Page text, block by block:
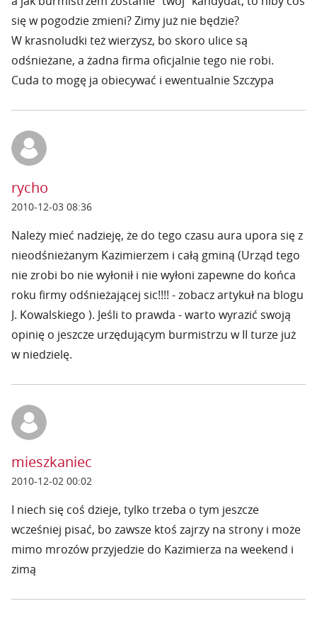
się w pogodzie zmieni? Zimy już nie będzie?
W krasnoludki też wierzysz, bo skoro ulice są
odśnieżane, a żadna firma oficjalnie tego nie robi.
Cuda to mogę ja obiecywać i ewentualnie Szczypa
rycho
2010-12-03 08:36
Należy mieć nadzieję, że do tego czasu aura upora się z
nieodśnieżanym Kazimierzem i całą gminą (Urząd tego
nie zrobi bo nie wyłonił i nie wyłoni zapewne do końca
roku firmy odśnieżającej sic!!!! - zobacz artykuł na blogu
J. Kowalskiego ). Jeśli to prawda - warto wyrazić swoją
opinię o jeszcze urzędującym burmistrzu w II turze już
w niedzielę.
mieszkaniec
2010-12-02 00:02
I niech się coś dzieje, tylko trzeba o tym jeszcze
wcześniej pisać, bo zawsze ktoś zajrzy na strony i może
mimo mrozów przyjedzie do Kazimierza na weekend i
zimą